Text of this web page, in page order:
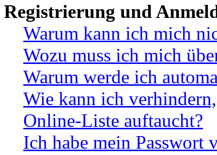
Registrierung und
Warum kann ich mich
Wozu muss ich mich
Warum werde ich
Wie kann ich
Online-Liste auftaucht?
Ich habe mein Passwort